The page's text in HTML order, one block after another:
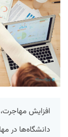
افزایش مهاجرت،
دانشگاه‌ها در